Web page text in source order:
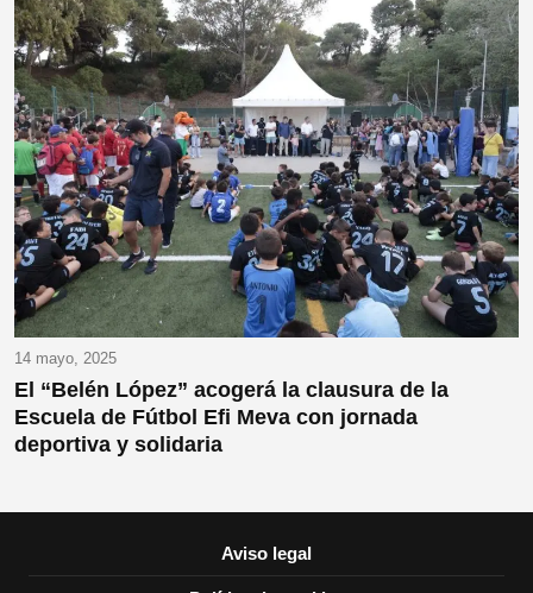
14 mayo, 2025
El “Belén López” acogerá la clausura de la
Escuela de Fútbol Efi Meva con jornada
deportiva y solidaria
Aviso legal